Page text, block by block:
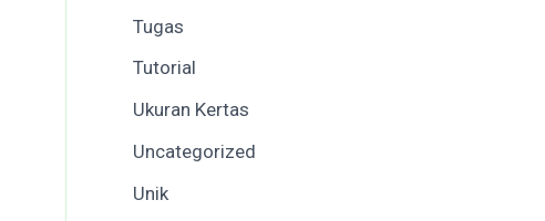
Tugas
Tutorial
Ukuran Kertas
Uncategorized
Unik